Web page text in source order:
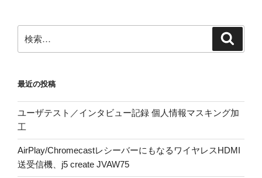
索:
最近の投稿
ユーザテスト／インタビュー記録 個人情報マスキング加
工
AirPlay/ChromecastレシーバーにもなるワイヤレスHDMI
送受信機、j5 create JVAW75